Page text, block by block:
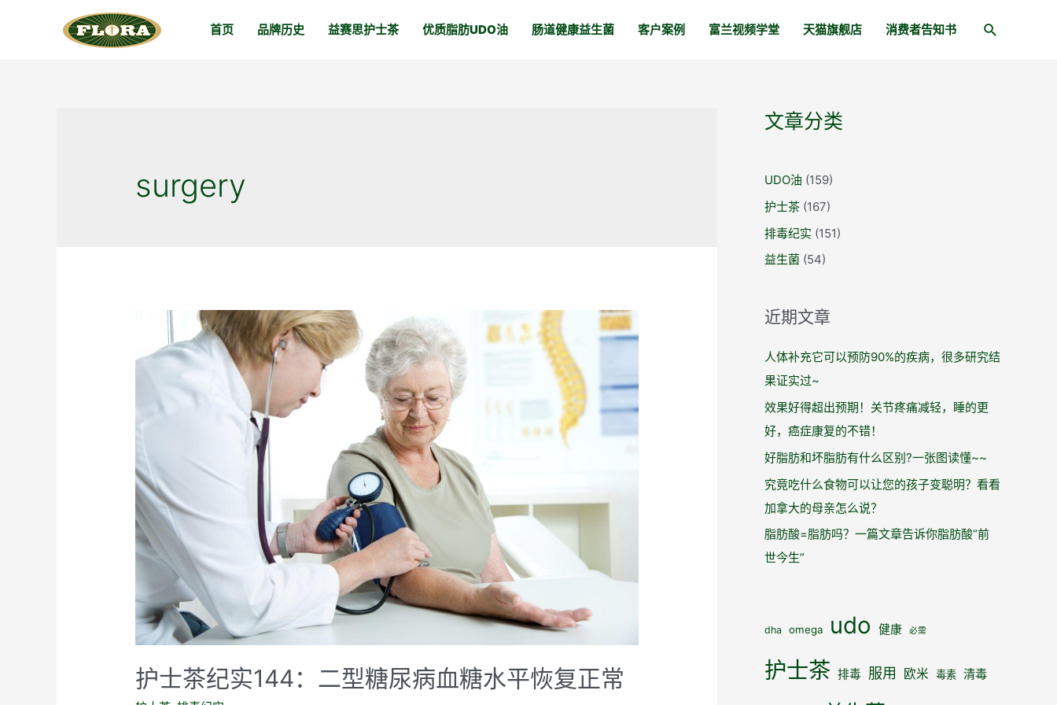
首页 品牌历史 益赛思护士茶 优质脂肪UDO油 肠道健康益生菌 客户案例 富兰视频学堂 天猫旗舰店 消费者告知书
surgery
护士茶纪实144：二型糖尿病血糖水平恢复正常
文章分类
UDO油 (159)
护士茶 (167)
排毒纪实 (151)
益生菌 (54)
近期文章
人体补充它可以预防90%的疾病，很多研究结
果证实过~
效果好得超出预期！关节疼痛减轻，睡的更
好，癌症康复的不错！
好脂肪和坏脂肪有什么区别?一张图读懂~~
究竟吃什么食物可以让您的孩子变聪明？看看
加拿大的母亲怎么说？
脂肪酸=脂肪吗？一篇文章告诉你脂肪酸“前
世今生”
dha omega udo 健康 必需
护士茶 排毒 服用 欧米 毒素 清毒